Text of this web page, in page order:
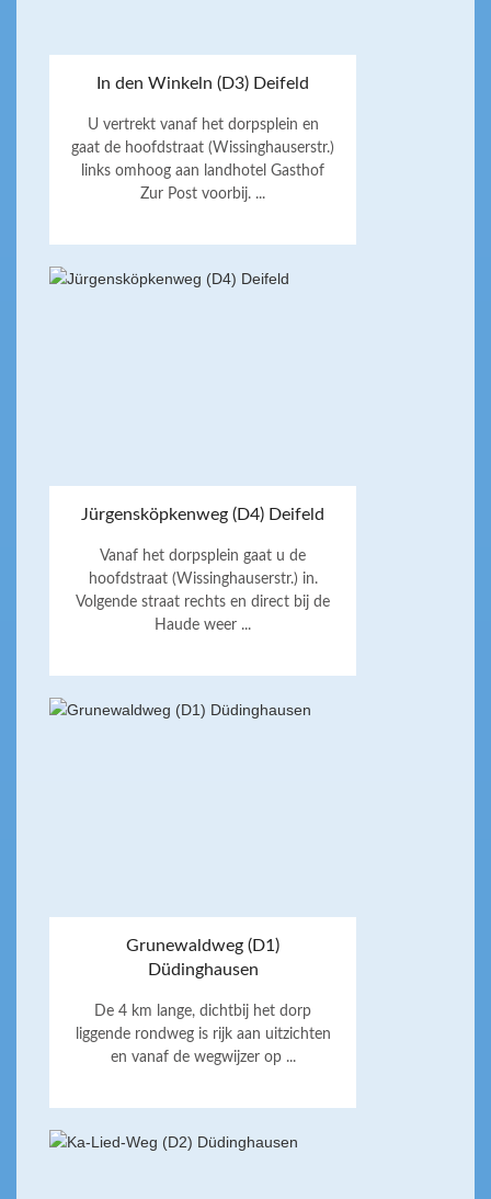
In den Winkeln (D3) Deifeld
U vertrekt vanaf het dorpsplein en
gaat de hoofdstraat (Wissinghauserstr.)
links omhoog aan landhotel Gasthof
Zur Post voorbij. ...
Jürgensköpkenweg (D4) Deifeld
Vanaf het dorpsplein gaat u de
hoofdstraat (Wissinghauserstr.) in.
Volgende straat rechts en direct bij de
Haude weer ...
Grunewaldweg (D1)
Düdinghausen
De 4 km lange, dichtbij het dorp
liggende rondweg is rijk aan uitzichten
en vanaf de wegwijzer op ...